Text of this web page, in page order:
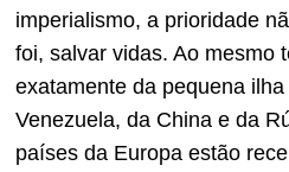
imperialismo, a prioridade
foi, salvar vidas. Ao mesmo
exatamente da pequena
Venezuela, da China e da
países da Europa estão